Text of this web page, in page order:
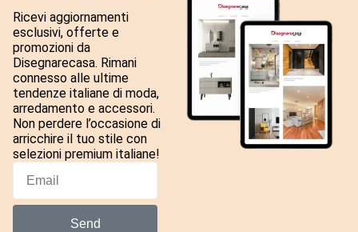
Ricevi aggiornamenti
esclusivi, offerte e
promozioni da
Disegnarecasa. Rimani
connesso alle ultime
tendenze italiane di moda,
arredamento e accessori.
Non perdere l’occasione di
arricchire il tuo stile con
selezioni premium italiane!
Send